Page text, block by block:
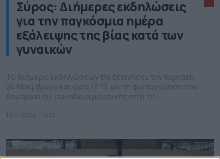
Σύρος: Διήμερες εκδηλώσεις
για την παγκόσμια ημέρα
εξάλειψης της βίας κατά των
γυναικών
Ερμούπολης.
19.11.2024 - 15.17